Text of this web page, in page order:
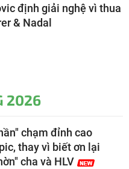
định giải nghệ vì thua
& Nadal
2026
chạm đỉnh cao
thay vì biết ơn lại
cha và HLV